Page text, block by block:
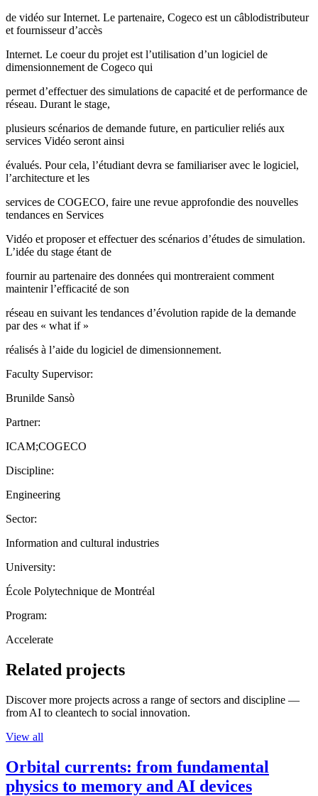
de vidéo sur Internet. Le partenaire, Cogeco est un câblodistributeur
et fournisseur d’accès
Internet. Le coeur du projet est l’utilisation d’un logiciel de
dimensionnement de Cogeco qui
permet d’effectuer des simulations de capacité et de performance de
réseau. Durant le stage,
plusieurs scénarios de demande future, en particulier reliés aux
services Vidéo seront ainsi
évalués. Pour cela, l’étudiant devra se familiariser avec le logiciel,
l’architecture et les
services de COGECO, faire une revue approfondie des nouvelles
tendances en Services
Vidéo et proposer et effectuer des scénarios d’études de simulation.
L’idée du stage étant de
fournir au partenaire des données qui montreraient comment
maintenir l’efficacité de son
réseau en suivant les tendances d’évolution rapide de la demande
par des « what if »
réalisés à l’aide du logiciel de dimensionnement.
Faculty Supervisor:
Brunilde Sansò
Partner:
ICAM;COGECO
Discipline:
Engineering
Sector:
Information and cultural industries
University:
École Polytechnique de Montréal
Program:
Accelerate
Related projects
Discover more projects across a range of sectors and discipline —
from AI to cleantech to social innovation.
View all
Orbital currents: from fundamental
physics to memory and AI devices